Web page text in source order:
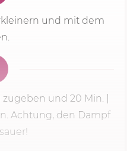
und mit dem
zugeben und 20 Min.
Achtung, den Dampf